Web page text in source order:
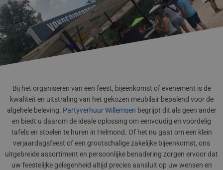
Bij het organiseren van een feest, bijeenkomst of evenement is de
kwaliteit en uitstraling van het gekozen meubilair bepalend voor de
algehele beleving. Partyverhuur Willemsen begrijpt dit als geen ander
en biedt u daarom de ideale oplossing om eenvoudig en voordelig
tafels en stoelen te huren in Helmond. Of het nu gaat om een klein
verjaardagsfeest of een grootschalige zakelijke bijeenkomst, ons
uitgebreide assortiment en persoonlijke benadering zorgen ervoor dat
uw feestelijke gelegenheid altijd precies aansluit op uw wensen en